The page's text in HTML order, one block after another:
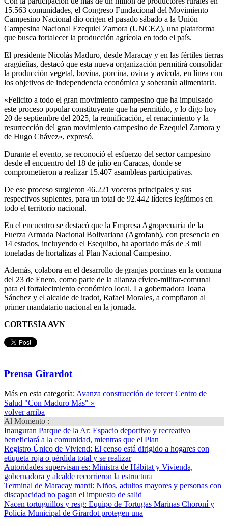
15.563 comunidades, el Congreso Fundacional del Movimiento
Campesino Nacional dio origen el pasado sábado a la Unión
Campesina Nacional Ezequiel Zamora (UNCEZ), una plataforma
que busca fortalecer la producción agrícola en todo el país.
El presidente Nicolás Maduro, desde Maracay y en las fértiles tierras
aragüeñas, destacó que esta nueva organización permitirá consolidar
la producción vegetal, bovina, porcina, ovina y avícola, en línea con
los objetivos de independencia económica y soberanía alimentaria.
«Felicito a todo el gran movimiento campesino que ha impulsado
este proceso popular constituyente que ha permitido, y lo digo hoy
20 de septiembre del 2025, la reunificación, el renacimiento y la
resurrección del gran movimiento campesino de Ezequiel Zamora y
de Hugo Chávez», expresó.
Durante el evento, se reconoció el esfuerzo del sector campesino
desde el encuentro del 18 de julio en Caracas, donde se
comprometieron a realizar 15.407 asambleas participativas.
De ese proceso surgieron 46.221 voceros principales y sus
respectivos suplentes, para un total de 92.442 líderes legítimos en
todo el territorio nacional.
En el encuentro se destacó que la Empresa Agropecuaria de la
Fuerza Armada Nacional Bolivariana (Agrofanb), con presencia en
14 estados, incluyendo el Esequibo, ha aportado más de 3 mil
toneladas de hortalizas al Plan Nacional Campesino.
Además, colabora en el desarrollo de granjas porcinas en la comuna
del 23 de Enero, como parte de la alianza cívico-militar-comunal
para el fortalecimiento económico local. La gobernadora Joana
Sánchez y el alcalde de iradot, Rafael Morales, a compñaron al
primer mandatario nacional en la jornada.
CORTESÍA AVN
Prensa Girardot
Más en esta categoría: Avanza construcción de tercer Centro de
Salud "Con Maduro Más" »
volver arriba
Al Momento :
Inauguran Parque de la Ar: Espacio deportivo y recreativo
beneficiará a la comunidad, mientras que el Plan
Registro Único de Viviend: El censo está dirigido a hogares con
etiqueta roja o pérdida total y se realizar
Autoridades supervisan es: Ministra de Hábitat y Vivienda,
gobernadora y alcalde recorrieron la estructura
Terminal de Maracay manti: Niños, adultos mayores y personas con
discapacidad no pagan el impuesto de salid
Nacen tortuguillos y resg: Equipo de Tortugas Marinas Choroní y
Policía Municipal de Girardot protegen una